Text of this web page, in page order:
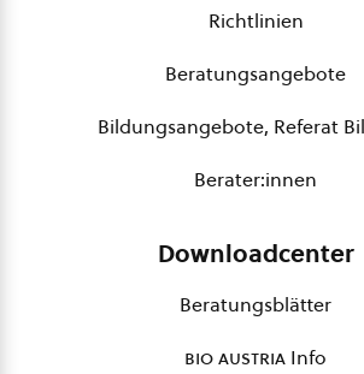
Richtlinien
Beratungsangebote
Bildungsangebote, Referat
Berater:innen
Downloadcenter
Beratungsblätter
bio austria Info